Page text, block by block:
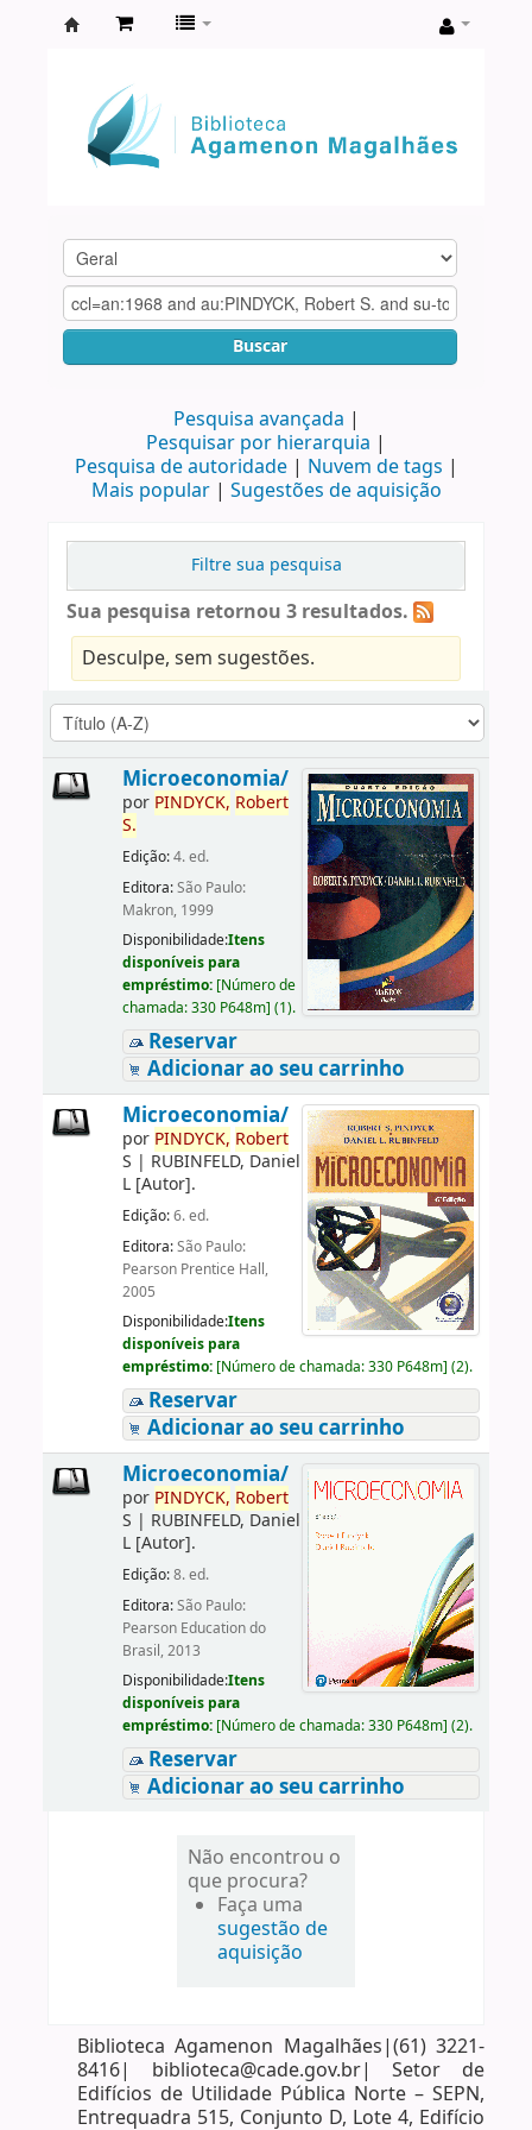
Agamenon
Magalhães
Buscar
Pesquisa avançada
Pesquisar por hierarquia
Pesquisa de autoridade
Nuvem de tags
Mais popular
Sugestões de aquisição
Filtre sua pesquisa
Sua pesquisa retornou 3 resultados.
Desculpe, sem sugestões.
Microeconomia/
por PINDYCK, Robert
S.
Edição:4. ed.
Editora:São Paulo:
Makron, 1999
Disponibilidade:Itens
disponíveis para
empréstimo: [Número de
chamada:330 P648m] (1).
Reservar
Adicionar ao seu carrinho
Microeconomia/
por PINDYCK, Robert
S | RUBINFELD, Daniel
L[Autor].
Edição:6. ed.
Editora:São Paulo:
Pearson Prentice Hall,
2005
Disponibilidade:Itens
disponíveis para
empréstimo: [Número de chamada:330 P648m] (2).
Reservar
Adicionar ao seu carrinho
Microeconomia/
por PINDYCK, Robert
S | RUBINFELD, Daniel
L[Autor].
Edição:8. ed.
Editora:São Paulo:
Pearson Education do
Brasil, 2013
Disponibilidade:Itens
disponíveis para
empréstimo: [Número de chamada:330 P648m] (2).
Reservar
Adicionar ao seu carrinho
Não encontrou o
que procura?
Faça uma
sugestão de
aquisição
Biblioteca Agamenon Magalhães|(61) 3221-
8416| biblioteca@cade.gov.br| Setor de
Edifícios de Utilidade Pública Norte – SEPN,
Entrequadra 515, Conjunto D, Lote 4, Edifício